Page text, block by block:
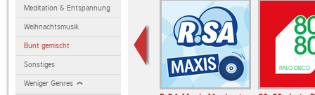
Meditation & Entspannung
Weihnachtsmusik
Bunt gemischt
Sonstiges
Weniger Genres